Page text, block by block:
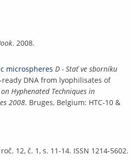
. 2008.
microspheres D - Stať ve sborníku
ready DNA from lyophilisates of
Hyphenated Techniques in
2008. Bruges, Belgium: HTC-10 &
12, č. 1, s. 11-14. ISSN 1214-5602.